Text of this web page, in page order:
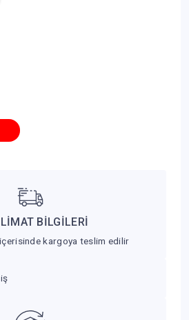
BİLGİLERİ
kargoya teslim edilir